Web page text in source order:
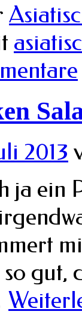
2013
ja ein
gut,